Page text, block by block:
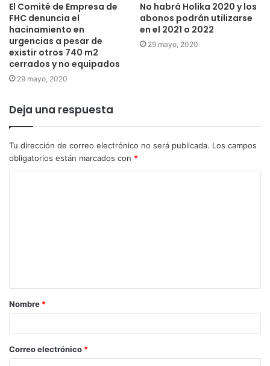
El Comité de Empresa de
FHC denuncia el
hacinamiento en
urgencias a pesar de
existir otros 740 m2
cerrados y no equipados
29 mayo, 2020
No habrá Holika 2020 y los
abonos podrán utilizarse
en el 2021 o 2022
29 mayo, 2020
Deja una respuesta
Tu dirección de correo electrónico no será publicada. Los campos
obligatorios están marcados con *
Nombre *
Correo electrónico *